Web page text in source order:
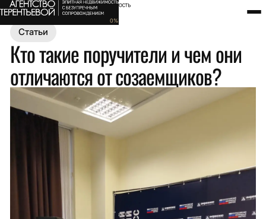
0%
Главная Полезное Статьи Кто такие поручители и чем они
Статьи
Кто такие поручители и чем они
отличаются от созаемщиков?